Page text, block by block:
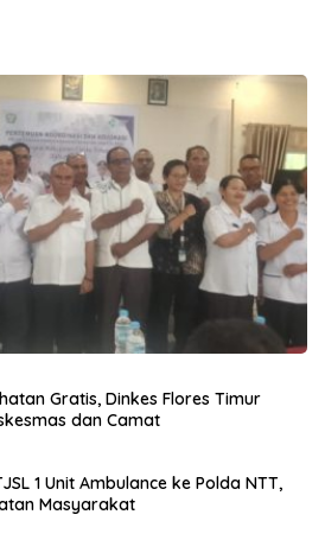
Gratis, Dinkes Flores Timur
dan Camat
1 Unit Ambulance ke Polda NTT,
Masyarakat